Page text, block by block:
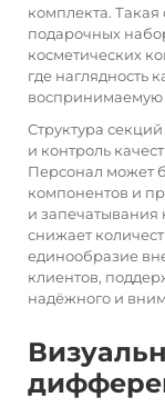
комплекта.
подарочных
косметических
где наглядность
воспринимаемую
Структура
и контроль
Персонал может
компонентов и
и запечатывания
снижает
единообразие
клиентов,
надёжного и